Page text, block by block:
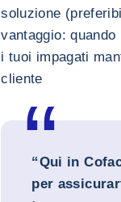
soluzione
vantaggio:
i tuoi impagati
cliente
“Qui in
per